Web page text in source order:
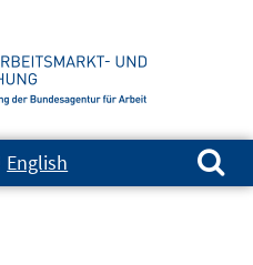
English
Suchen nach: